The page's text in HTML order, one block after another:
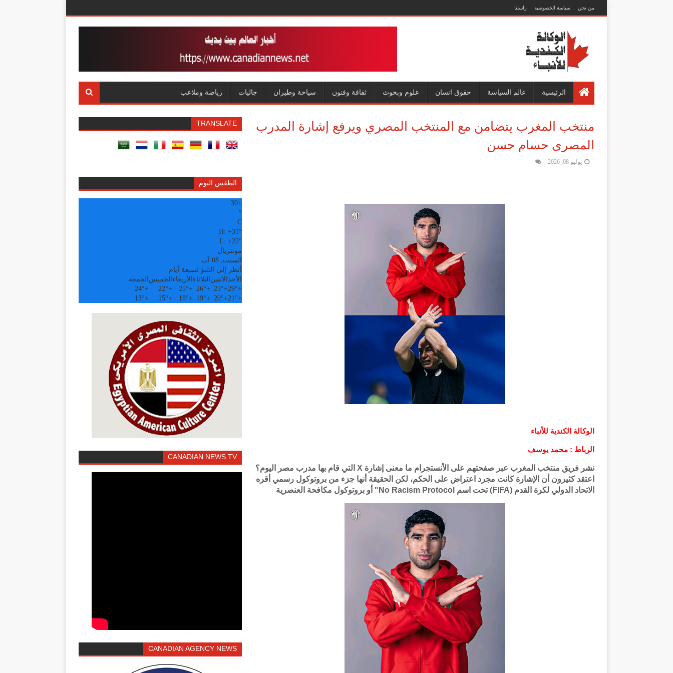
من نحن سياسة الخصوصية راسلنا
الرئيسية عالم السياسة حقوق انسان علوم وبحوث ثقافة وفنون سياحة وطيران جاليات رياضة وملاعب
منتخب المغرب يتضامن مع المنتخب المصري ويرفع إشارة المدرب
المصرى حسام حسن
يوليو 08, 2026
الوكالة الكندية للأنباء
الرباط : محمد يوسف
نشر فريق منتخب المغرب عبر صفحتهم على الأنستجرام ما معنى إشارة X التي قام بها مدرب مصر اليوم؟
اعتقد كثيرون أن الإشارة كانت مجرد اعتراض على الحكم، لكن الحقيقة أنها جزء من بروتوكول رسمي أقره
الاتحاد الدولي لكرة القدم (FIFA) تحت اسم No Racism Protocol" أو بروتوكول مكافحة العنصرية
TRANSLATE
الطقس اليوم
+
30
°
C
H: +31°
L: +22°
مونتريال
السبت, 08 آب
أنظر إلى التنبؤ لسبعة أيام
الأحد الاثنين الثلاثاء الأربعاء الخميس الجمعة
+
29°
+
25°
+
26°
+
25°
+
22°
+
24°
+
21°
+
20°
+
19°
+
18°
+
15°
+
13°
CANADIAN NEWS TV
CANADIAN AGENCY NEWS